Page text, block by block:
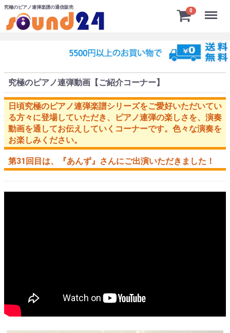
究極のピアノ連弾楽譜の通信販売
0 Menu
究極のピアノ連弾動画【ご紹介コーナー】
日頃究極のピアノ連弾楽譜シリーズをご愛好いただいてい
る方々に登場していただき、ピアノ連弾の楽しさを、演奏
動画を通してお伝えしていくコーナーです。色々な演奏を
お楽しみください。
第31回目は、 『あんず』 さんにご出演いただきました！